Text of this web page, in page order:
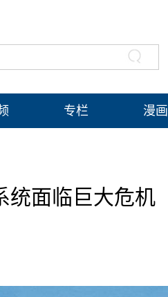
专栏 漫画
统面临巨大危机